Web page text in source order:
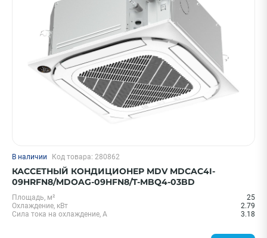
В наличии Код товара: 280862
КАССЕТНЫЙ КОНДИЦИОНЕР MDV MDCAC4I-
09HRFN8/MDOAG-09HFN8/T-MBQ4-03BD
Площадь, м²
25
Охлаждение, кВт
2.79
Сила тока на охлаждение, А
3.18